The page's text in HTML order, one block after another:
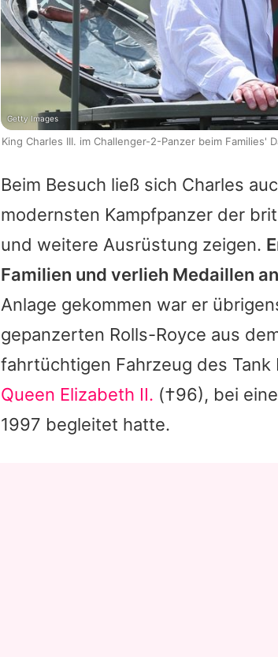
Beim Besuch ließ sich Charles
modernsten Kampfpanzer der
und weitere Ausrüstung zeigen.
Familien und verlieh Medaillen
Anlage gekommen war er
gepanzerten Rolls-Royce aus
fahrtüchtigen Fahrzeug des
Queen Elizabeth II. (†96), bei
1997 begleitet hatte.
Getty Images
King Charles III. im Challenger-2-Panzer beim Families'